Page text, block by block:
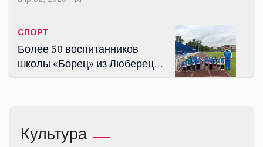
СПОРТ
Более 50 воспитанников
школы «Борец» из Люберец
успешно сдали нормы ГТО
Дмитрий Аленичев и Егор
Культура